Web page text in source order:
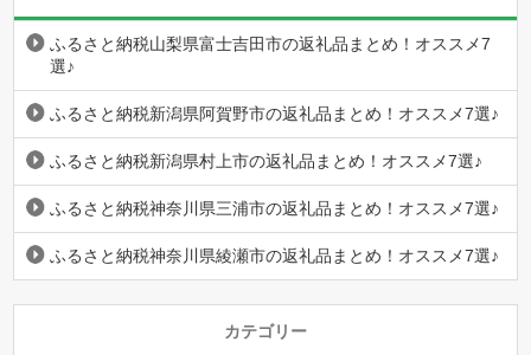
ふるさと納税山梨県富士吉田市の返礼品まとめ！オススメ7
選♪
ふるさと納税新潟県阿賀野市の返礼品まとめ！オススメ7選♪
ふるさと納税新潟県村上市の返礼品まとめ！オススメ7選♪
ふるさと納税神奈川県三浦市の返礼品まとめ！オススメ7選♪
ふるさと納税神奈川県綾瀬市の返礼品まとめ！オススメ7選♪
カテゴリー